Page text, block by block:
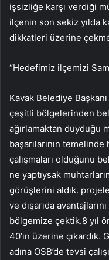
işsizliğe karşı verdiği
ilçenin son sekiz yılda
dikkatleri üzerine
“Hedefimiz ilçemizi
Kavak Belediye
çeşitli bölgelerinden
ağırlamaktan duyduğu
başarılarının
çalışmaları olduğunu
ne yaptıysak
görüşlerini aldık.
ve dışarıda
bölgemize çektik.8 yıl
40’ın üzerine
adına OSB’de tevsi